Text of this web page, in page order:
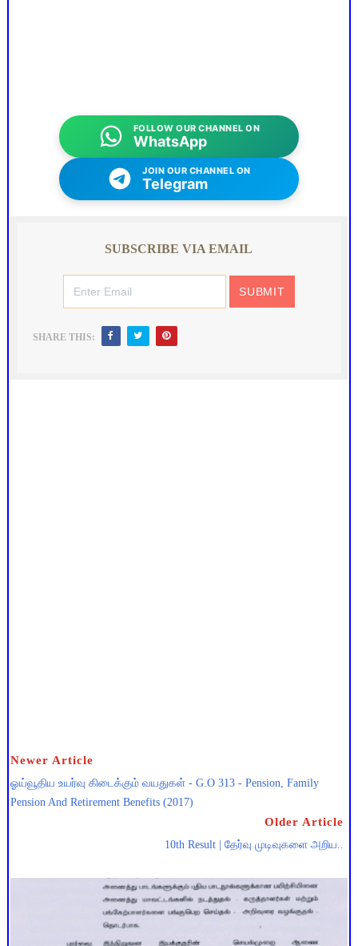
FOLLOW OUR CHANNEL ON
WhatsApp
JOIN OUR CHANNEL ON
Telegram
SUBSCRIBE VIA EMAIL
SHARE THIS:
Newer Article
ஓய்வூதிய உயர்வு கிடைக்கும் வயதுகள் - G.O 313 - Pension, Family
Pension And Retirement Benefits (2017)
Older Article
10th Result | தேர்வு முடிவுகளை அறிய..